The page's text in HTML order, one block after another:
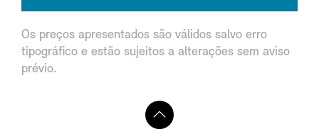
Os preços apresentados são válidos salvo erro
tipográfico e estão sujeitos a alterações sem aviso
prévio.